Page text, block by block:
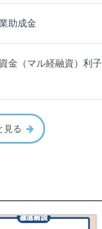
助成金
金（マル経融資）利子
見る